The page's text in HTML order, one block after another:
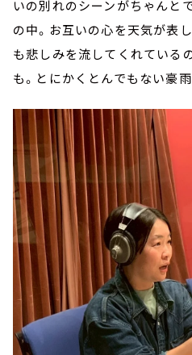
いの別れのシーンがちゃんと
の中。お互いの心を天気が表
も悲しみを流してくれている
も。とにかくとんでもない豪